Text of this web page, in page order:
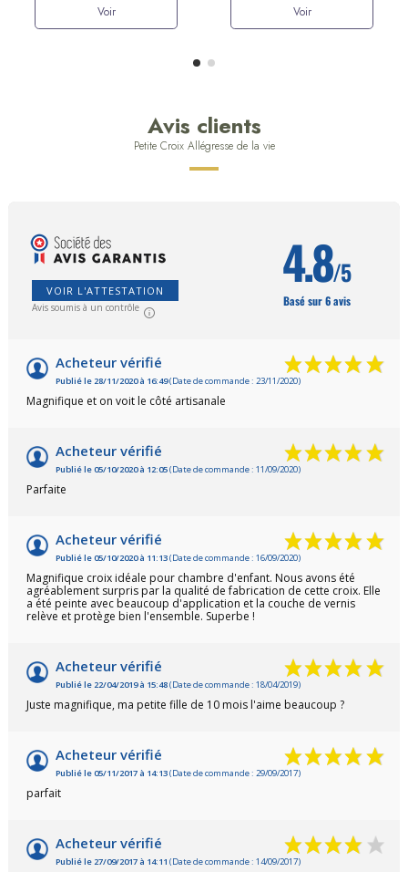
Voir
Voir
Avis clients
Petite Croix Allégresse de la vie
VOIR L'ATTESTATION
Avis soumis à un contrôle
4.8/5
Basé sur 6 avis
Acheteur vérifié
Publié le 28/11/2020 à 16:49(Date de commande : 23/11/2020)
Magnifique et on voit le côté artisanale
Acheteur vérifié
Publié le 05/10/2020 à 12:05(Date de commande : 11/09/2020)
Parfaite
Acheteur vérifié
Publié le 05/10/2020 à 11:13(Date de commande : 16/09/2020)
Magnifique croix idéale pour chambre d'enfant. Nous avons été
agréablement surpris par la qualité de fabrication de cette croix. Elle
a été peinte avec beaucoup d'application et la couche de vernis
relève et protège bien l'ensemble. Superbe !
Acheteur vérifié
Publié le 22/04/2019 à 15:48(Date de commande : 18/04/2019)
Juste magnifique, ma petite fille de 10 mois l'aime beaucoup ?
Acheteur vérifié
Publié le 05/11/2017 à 14:13(Date de commande : 29/09/2017)
parfait
Acheteur vérifié
Publié le 27/09/2017 à 14:11 (Date de commande : 14/09/2017)